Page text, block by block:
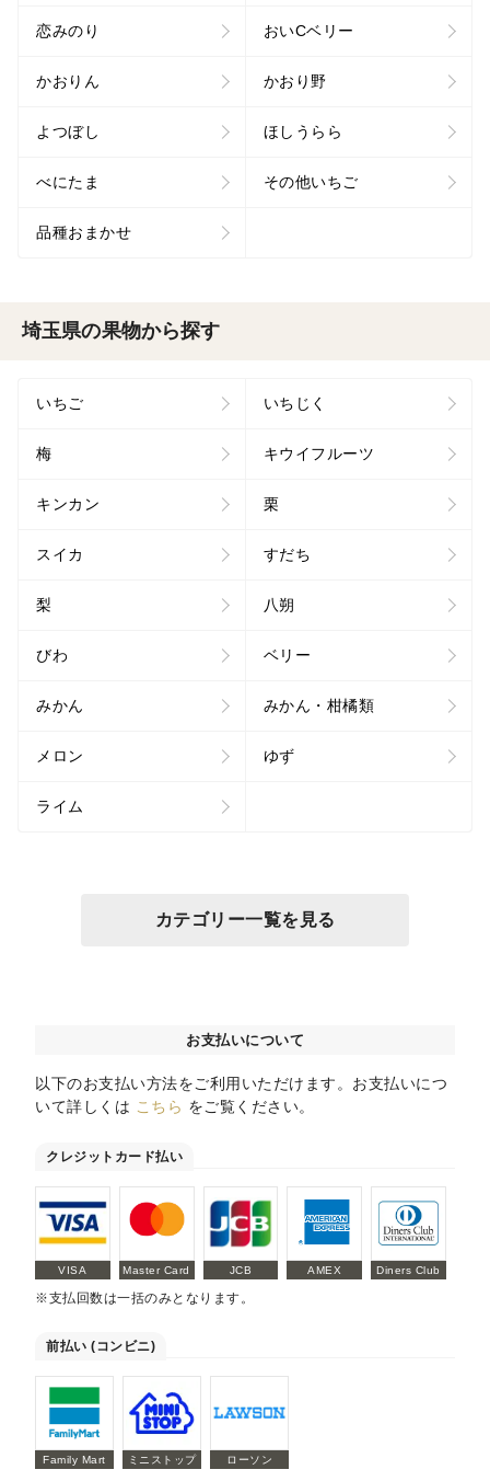
恋みのり おいCベリー
かおりん かおり野
よつぼし ほしうらら
べにたま その他いちご
品種おまかせ
埼玉県の果物から探す
いちご いちじく
梅 キウイフルーツ
キンカン 栗
スイカ すだち
梨 八朔
びわ ベリー
みかん みかん・柑橘類
メロン ゆず
ライム
カテゴリー一覧を見る
お支払いについて
以下のお支払い方法をご利用いただけます。お支払いにつ
いて詳しくは こちら をご覧ください。
クレジットカード払い
VISA Master Card JCB AMEX Diners Club
※支払回数は一括のみとなります。
前払い (コンビニ)
Family Mart ミニストップ ローソン